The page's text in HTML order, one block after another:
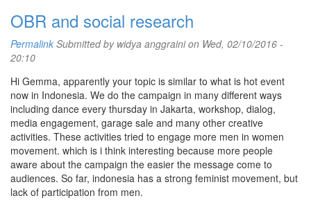
OBR and social research
Permalink Submitted by widya anggrainion Wed, 02/10/2016 -
20:10
Hi Gemma, apparently your topic is similar to what is hot event
now in Indonesia. We do the campaign in many different ways
including dance every thursday in Jakarta, workshop, dialog,
media engagement, garage sale and many other creative
activities. These activities tried to engage more men in women
movement. which is i think interesting because more people
aware about the campaign the easier the message come to
audiences. So far, indonesia has a strong feminist movement, but
lack of participation from men.